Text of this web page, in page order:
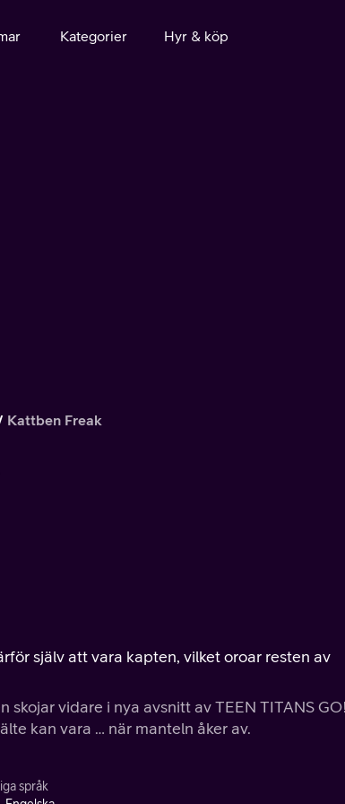
Kategorier Hyr & köp
Kattben Freak
själv att vara kapten, vilket oroar resten av
skojar vidare i nya avsnitt av TEEN TITANS
kan vara … när manteln åker av.
språk